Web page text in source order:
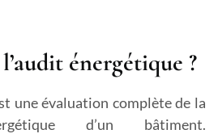
énergétique ?
une évaluation complète de la
d’un bâtiment.